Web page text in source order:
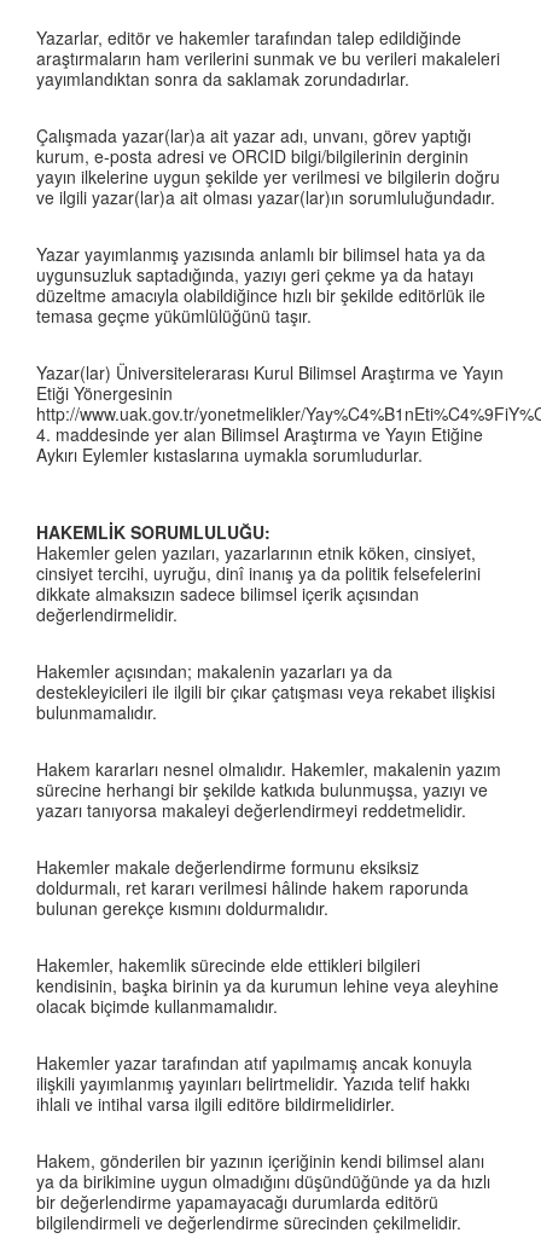
Yazarlar, editör ve hakemler tarafından talep edildiğinde
araştırmaların ham verilerini sunmak ve bu verileri makaleleri
yayımlandıktan sonra da saklamak zorundadırlar.
Çalışmada yazar(lar)a ait yazar adı, unvanı, görev yaptığı
kurum, e-posta adresi ve ORCID bilgi/bilgilerinin derginin
yayın ilkelerine uygun şekilde yer verilmesi ve bilgilerin doğru
ve ilgili yazar(lar)a ait olması yazar(lar)ın sorumluluğundadır.
Yazar yayımlanmış yazısında anlamlı bir bilimsel hata ya da
uygunsuzluk saptadığında, yazıyı geri çekme ya da hatayı
düzeltme amacıyla olabildiğince hızlı bir şekilde editörlük ile
temasa geçme yükümlülüğünü taşır.
Yazar(lar) Üniversitelerarası Kurul Bilimsel Araştırma ve Yayın
Etiği Yönergesinin
http://www.uak.gov.tr/yonetmelikler/
4. maddesinde yer alan Bilimsel Araştırma ve Yayın Etiğine
Aykırı Eylemler kıstaslarına uymakla sorumludurlar.
HAKEMLİK SORUMLULUĞU:
Hakemler gelen yazıları, yazarlarının etnik köken, cinsiyet,
cinsiyet tercihi, uyruğu, dinî inanış ya da politik felsefelerini
dikkate almaksızın sadece bilimsel içerik açısından
değerlendirmelidir.
Hakemler açısından; makalenin yazarları ya da
destekleyicileri ile ilgili bir çıkar çatışması veya rekabet ilişkisi
bulunmamalıdır.
Hakem kararları nesnel olmalıdır. Hakemler, makalenin yazım
sürecine herhangi bir şekilde katkıda bulunmuşsa, yazıyı ve
yazarı tanıyorsa makaleyi değerlendirmeyi reddetmelidir.
Hakemler makale değerlendirme formunu eksiksiz
doldurmalı, ret kararı verilmesi hâlinde hakem raporunda
bulunan gerekçe kısmını doldurmalıdır.
Hakemler, hakemlik sürecinde elde ettikleri bilgileri
kendisinin, başka birinin ya da kurumun lehine veya aleyhine
olacak biçimde kullanmamalıdır.
Hakemler yazar tarafından atıf yapılmamış ancak konuyla
ilişkili yayımlanmış yayınları belirtmelidir. Yazıda telif hakkı
ihlali ve intihal varsa ilgili editöre bildirmelidirler.
Hakem, gönderilen bir yazının içeriğinin kendi bilimsel alanı
ya da birikimine uygun olmadığını düşündüğünde ya da hızlı
bir değerlendirme yapamayacağı durumlarda editörü
bilgilendirmeli ve değerlendirme sürecinden çekilmelidir.